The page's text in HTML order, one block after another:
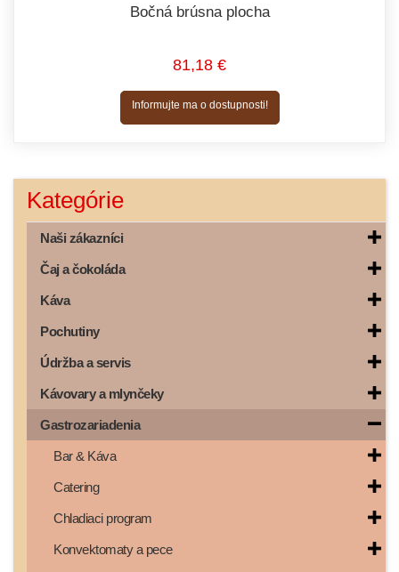
Bočná brúsna plocha
81,18 €
Informujte ma o dostupnosti!
Kategórie
Naši zákazníci
Čaj a čokoláda
Káva
Pochutiny
Údržba a servis
Kávovary a mlynčeky
Gastrozariadenia
Bar & Káva
Catering
Chladiaci program
Konvektomaty a pece